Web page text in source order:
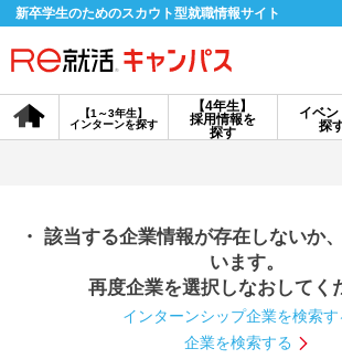
新卒学生のためのスカウト型就職情報サイト
【4年生】
採用情報を
探す
【1～3年生】
インターンを探す
イベン
探
会員登録 ロ
探す
【4年生】
説明会を探す
・ 該当する企業情報が存在しないか
います。
再度企業を選択しなおしてく
インターンシップ企業を検索す
企業を検索する